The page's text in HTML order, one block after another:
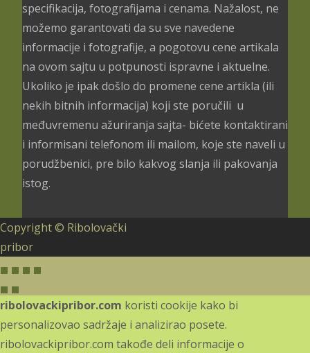
specifikacija, fotografijama i cenama. Nažalost, ne
možemo garantovati da su sve navedene
informacije i fotografije, a pogotovu cene artikala
na ovom sajtu u potpunosti ispravne i aktuelne.
Ukoliko je ipak došlo do promene cene artikla (ili
nekih bitnih informacija) koji ste poručili u
međuvremenu ažuriranja sajta- bićete kontaktirani
i informisani telefonom ili mailom, koje ste naveli u
porudžbenici, pre bilo kakvog slanja ili pakovanja
istog.
Copyright © Ribolovački
pribor
ribolovackipribor.com koristi cookije kako bi
personalizovao sadržaje i analizirao posete.
ribolovackipribor.com takođe deli informacije o